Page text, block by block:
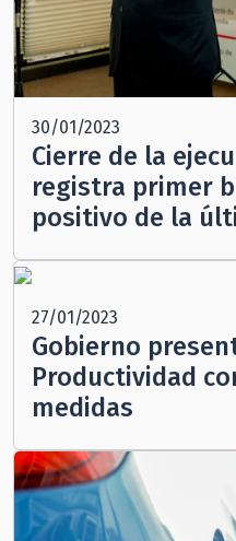
30/01/2023
Cierre de la
registra primer
positivo de la
27/01/2023
Gobierno
Productividad
medidas